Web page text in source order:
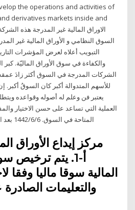
the operations and activities of
derivatives markets inside and
السوق النظامي و الأوراق المالية غير
التبويب أعلاه لعرض المؤشرات
والكفاءة في سوق الأوراق الماليّة.
الشركات المدرجة في السوق أكثر زادَ
للأسهم المتدوالة أكبر كان السوقُ أكبر.
يعتبر فن وعلم له أصوله وقواعده
العملية التي تساعد على حسن الاختيار
المتاحة في السوق. 6‏‏/6‏‏/1442 بعد الهجرة 26‏‏/5‏‏/1442 بعد الهجرة
أ-1. يتم ترخيص
المالية سوقا ماليا وفقا
والتعليمات